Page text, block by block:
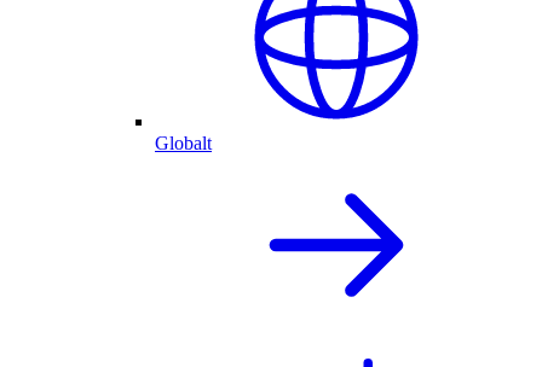
Globalt